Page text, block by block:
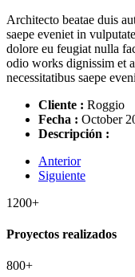
Architecto beatae duis
saepe eveniet in
dolore eu feugiat nulla
odio works dignissim et
necessitatibus saepe
Cliente : Roggio
Fecha : October
Descripción :
Anterior
Siguiente
1200+
Proyectos realizados
800+